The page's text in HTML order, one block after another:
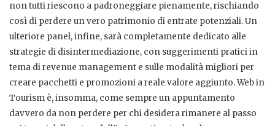
non tutti riescono a padroneggiare pienamente, rischiando
così di perdere un vero patrimonio di entrate potenziali. Un
ulteriore panel, infine, sarà completamente dedicato alle
strategie di disintermediazione, con suggerimenti pratici in
tema di revenue management e sulle modalità migliori per
creare pacchetti e promozioni a reale valore aggiunto. Web in
Tourism è, insomma, come sempre un appuntamento
davvero da non perdere per chi desidera rimanere al passo